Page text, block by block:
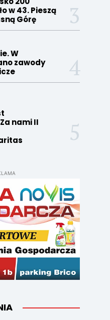
w 43. Pieszą
Górę
W
zawody
nami II